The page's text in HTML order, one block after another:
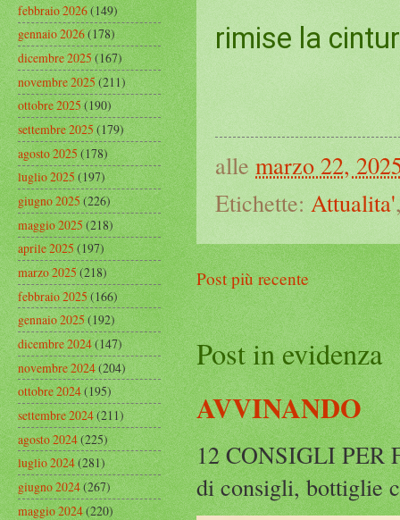
rimise la
alle marzo 22,
Etichette: Attualita'
Post più recente
Post in evidenza
AVVINANDO
12 CONSIGLI PER
di consigli, bottiglie
febbraio 2026(149)
gennaio 2026(178)
dicembre 2025(167)
novembre 2025(211)
ottobre 2025(190)
settembre 2025(179)
agosto 2025(178)
luglio 2025(197)
giugno 2025(226)
maggio 2025(218)
aprile 2025(197)
marzo 2025(218)
febbraio 2025(166)
gennaio 2025(192)
dicembre 2024(147)
novembre 2024(204)
ottobre 2024(195)
settembre 2024(211)
agosto 2024(225)
luglio 2024(281)
giugno 2024(267)
maggio 2024(220)